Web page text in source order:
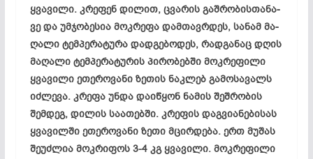
ყვა­ვი­ლი. კრე­ფენ დი­ლით, ცვა­რის გაშ­რო­ბის­თა­ნა­
ვე და უმ­ჯო­ბე­სია მოკ­რე­ფა დამ­თავრ­დეს, სა­ნამ მა­
ღა­ლი ტემ­პე­რა­ტუ­რა დად­გე­ბო­დეს, რად­გა­ნაც დღის
მა­ღა­ლი ტემ­პე­რა­ტუ­რის პი­რო­ბებ­ში მოკ­რე­ფი­ლი
ყვა­ვი­ლი ეთ­ერ­ოვ­ა­ნი ზე­თის ნაკ­ლებ გა­მო­სა­ვალს
იძ­ლე­ვა. კრე­ფა უნ­და და­იწ­ყონ ნა­მის შეშ­რო­ბის
შემ­დეგ, დი­ლის სა­ათ­ებ­ში. კრე­ფის დაგ­ვი­ან­ებ­ის­ას
ყვა­ვილ­ში ეთ­ერ­ოვ­ა­ნი ზე­თი მცირ­დე­ბა. ერთ მუ­შას
შე­უძ­ლია მოკ­რი­ფოს 3-4 კგ ყვა­ვი­ლი. მოკ­რე­ფი­ლი